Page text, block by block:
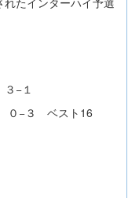
−１
３ ベスト16